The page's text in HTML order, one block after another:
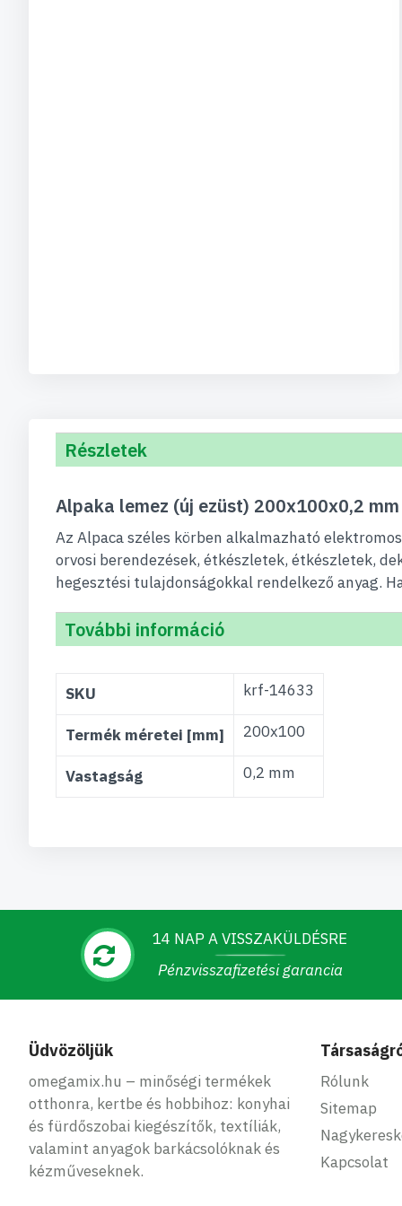
Részletek
Alpaka lemez (új ezüst) 200x100x0,2
Az Alpaca széles körben alkalmazható
orvosi berendezések, étkészletek, étkészletek,
hegesztési tulajdonságokkal rendelkező anyag.
További információ
információ
SKU krf-14633
Termék méretei [mm] 200x100
Vastagság 0,2 mm
14 NAP A VISSZAKÜLDÉSRE
Pénzvisszafizetési garancia
Üdvözöljük
omegamix.hu – minőségi termékek
otthonra, kertbe és hobbihoz: konyhai
és fürdőszobai kiegészítők, textíliák,
valamint anyagok barkácsolóknak és
kézműveseknek.
Rólunk
Sitemap
Kapcsolat